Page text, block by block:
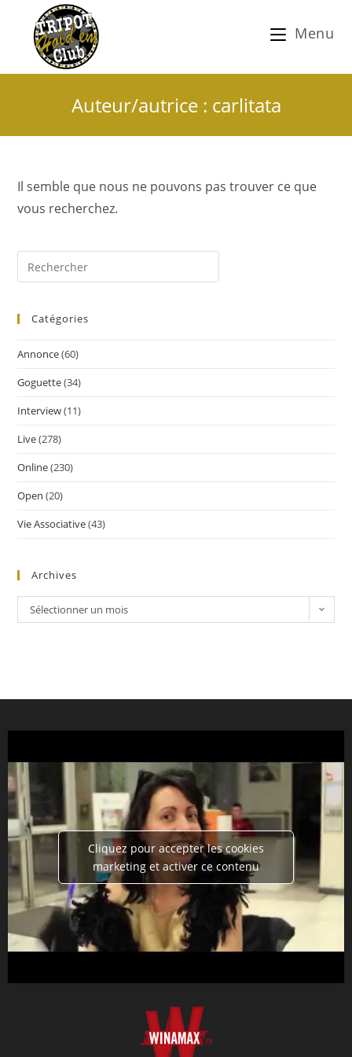
Menu
Auteur/autrice : carlitata
Il semble que nous ne pouvons pas trouver ce que
vous recherchez.
Catégories
Annonce(60)
Goguette(34)
Interview(11)
Live(278)
Online(230)
Open (20)
Vie Associative(43)
Archives
Sélectionner un mois
Cliquez pour accepter les cookies
marketing et activer ce contenu